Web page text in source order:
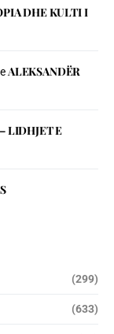
DHE KULTI I
ALEKSANDËR
LIDHJET E
(299)
(633)